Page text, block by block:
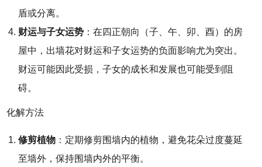
盾或分离。
财运与子女运势 ：在四正朝向（子、午、卯、酉）的房
屋中，出墙花对财运和子女运势的负面影响尤为突出。
财运可能因此受损，子女的成长和发展也可能受到阻
碍。
化解方法
修剪植物 ：定期修剪围墙内的植物，避免花朵过度蔓延
至墙外，保持围墙内外的平衡。